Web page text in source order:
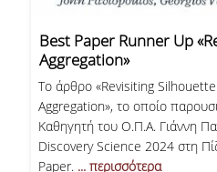
Best Paper Runner Up
Aggregation»
Το άρθρο «Revisiting Silhouette
Aggregation», το οποίο
Καθηγητή του Ο.Π.Α. Γιάννη
Discovery Science 2024 στη
Paper. ... περισσότερα